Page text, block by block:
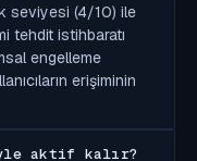
seviyesi (4/10) ile
tehdit istihbaratı
engelleme
erişiminin
aktif kalır?